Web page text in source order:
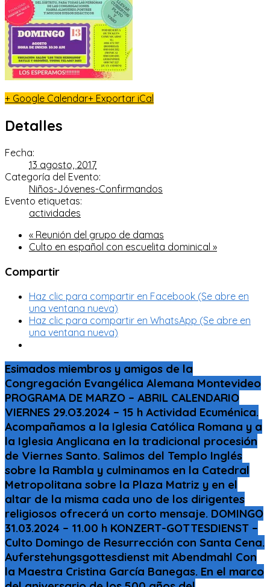
+ Google Calendar+ Exportar iCal
Detalles
Fecha:
13 agosto, 2017
Categoría del Evento:
Niños-Jóvenes-Confirmandos
Evento etiquetas:
actividades
« Reunión del grupo de damas
Culto en español con escuelita dominical »
Compartir
Haz clic para compartir en Facebook (Se abre en
una ventana nueva)
Haz clic para compartir en WhatsApp (Se abre en
una ventana nueva)
Esimados miembros y amigos de la
Congregación Evangélica Alemana Montevideo
PROGRAMA DE MARZO – ABRIL CALENDARIO
VIERNES 29.O3.2024 – 15 h Actividad Ecuménica.
Acompañamos a la Iglesia Católica Romana y a
la Iglesia Anglicana en la tradicional procesión
de Viernes Santo. Salimos del Templo Inglés
sobre la Rambla y culminamos en la Catedral
Metropolitana sobre la Plaza Matriz y en el
altar de la misma cada uno de los dirigentes
religiosos ofrecerá un corto mensaje. DOMINGO
31.03.2024 – 11.00 h KONZERT-GOTTESDIENST –
Culto Domingo de Resurrección con Santa Cena.
Auferstehungsgottesdienst mit Abendmahl Con
la Maestra Cristina García Banegas. En el marco